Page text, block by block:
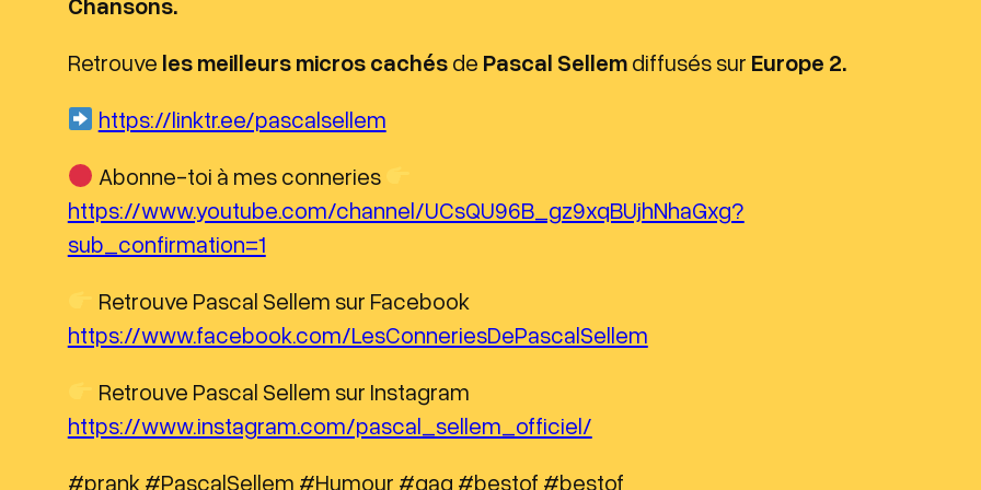
Retrouve les meilleurs micros cachésde Pascal Sellemdiffusés sur Europe 2.
https://linktr.ee/pascalsellem
Abonne-toi à mes conneries
https://www.youtube.com/channel/UCsQU96B_gz9xqBUjhNhaGxg?
sub_confirmation=1
Retrouve Pascal Sellem sur Facebook
https://www.facebook.com/LesConneriesDePascalSellem
Retrouve Pascal Sellem sur Instagram
https://www.instagram.com/pascal_sellem_officiel/
#prank #PascalSellem #Humour #gag #bestof #bestof